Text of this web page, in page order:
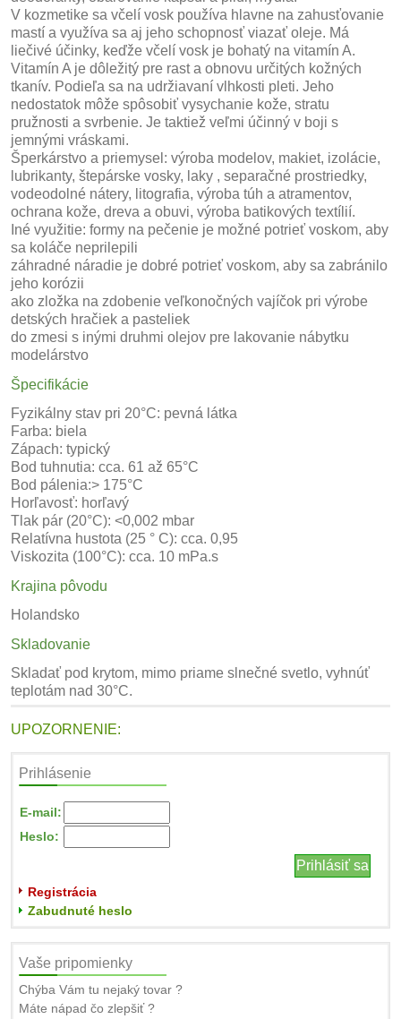
V kozmetike sa včelí vosk používa hlavne na zahusťovanie
mastí a využíva sa aj jeho schopnosť viazať oleje. Má
liečivé účinky, keďže včelí vosk je bohatý na vitamín A.
Vitamín A je dôležitý pre rast a obnovu určitých kožných
tkanív. Podieľa sa na udržiavaní vlhkosti pleti. Jeho
nedostatok môže spôsobiť vysychanie kože, stratu
pružnosti a svrbenie. Je taktiež veľmi účinný v boji s
jemnými vráskami.
Šperkárstvo a priemysel: výroba modelov, makiet, izolácie,
lubrikanty, štepárske vosky, laky , separačné prostriedky,
vodeodolné nátery, litografia, výroba túh a atramentov,
ochrana kože, dreva a obuvi, výroba batikových textílií.
Iné využitie: formy na pečenie je možné potrieť voskom, aby
sa koláče neprilepili
záhradné náradie je dobré potrieť voskom, aby sa zabránilo
jeho korózii
ako zložka na zdobenie veľkonočných vajíčok pri výrobe
detských hračiek a pasteliek
do zmesi s inými druhmi olejov pre lakovanie nábytku
modelárstvo
Špecifikácie
Fyzikálny stav pri 20°C: pevná látka
Farba: biela
Zápach: typický
Bod tuhnutia: cca. 61 až 65°C
Bod pálenia:> 175°C
Horľavosť: horľavý
Tlak pár (20°C): <0,002 mbar
Relatívna hustota (25 ° C): cca. 0,95
Viskozita (100°C): cca. 10 mPa.s
Krajina pôvodu
Holandsko
Skladovanie
Skladať pod krytom, mimo priame slnečné svetlo, vyhnúť
teplotám nad 30°C.
UPOZORNENIE:
Prihlásenie
E-mail:
Heslo:
Registrácia
Zabudnuté heslo
Vaše pripomienky
Chýba Vám tu nejaký tovar ?
Máte nápad čo zlepšiť ?